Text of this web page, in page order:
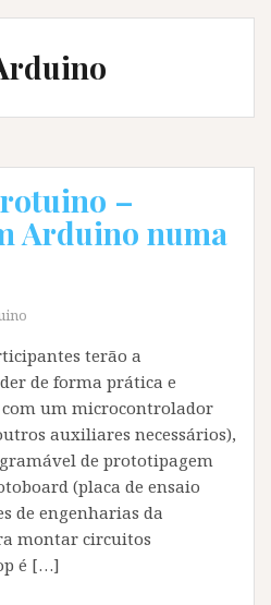
–
Arduino numa
terão a
de forma prática e
um microcontrolador
auxiliares necessários),
de prototipagem
(placa de ensaio
de engenharias da
montar circuitos
é […]